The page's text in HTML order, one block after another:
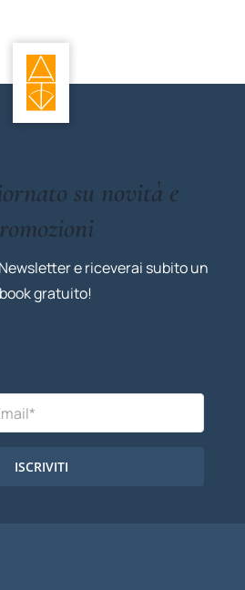
su novità e
e riceverai subito un
gratuito!
ISCRIVITI